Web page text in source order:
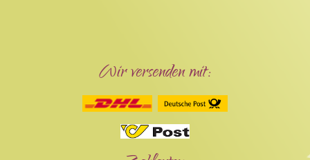
Wir versenden mit: